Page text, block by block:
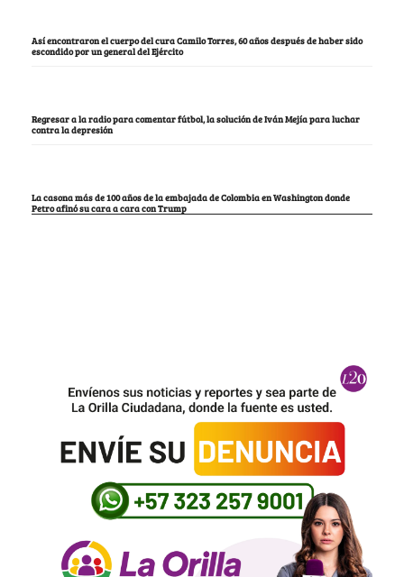
Así encontraron el cuerpo del cura Camilo Torres, 60 años después de haber sido
escondido por un general del Ejército
Regresar a la radio para comentar fútbol, la solución de Iván Mejía para luchar
contra la depresión
La casona más de 100 años de la embajada de Colombia en Washington donde
Petro afinó su cara a cara con Trump